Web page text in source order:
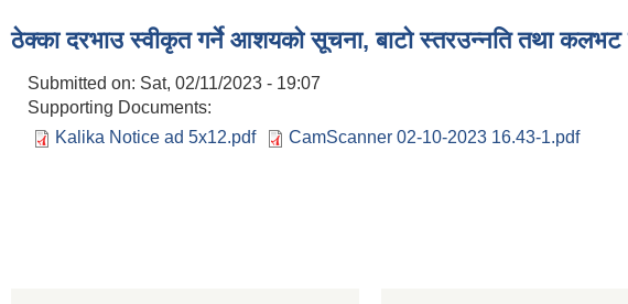
ठेक्का दरभाउ स्वीकृत गर्ने आशयको सूचना, बाटो स्तरउन्नति तथा कलभट
Submitted on: Sat, 02/11/2023 - 19:07
Supporting Documents:
Kalika Notice ad 5x12.pdf
CamScanner 02-10-2023 16.43-1.pdf